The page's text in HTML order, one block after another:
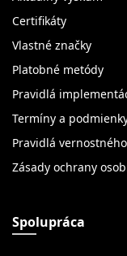
Certifikáty
Vlastné značky
Platobné metódy
Pravidlá
Termíny a
Pravidlá
Zásady ochrany
Spolupráca